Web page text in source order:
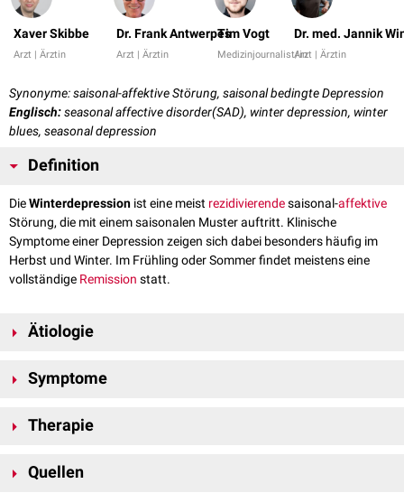
Xaver Skibbe
Arzt | Ärztin
Dr. Frank Antwerpes
Arzt | Ärztin
Tim Vogt
Medizinjournalist/in
Dr. med. Jannik
Arzt | Ärztin
Synonyme: saisonal-affektive Störung, saisonal bedingte Depression
Englisch:seasonal affective disorder(SAD), winter depression, winter
blues, seasonal depression
Definition
DieWinterdepression ist eine meist rezidivierendesaisonal-affektive
Störung, die mit einem saisonalen Muster auftritt. Klinische
Symptome einer Depression zeigen sich dabei besonders häufig im
Herbst und Winter. Im Frühling oder Sommer findet meistens eine
vollständige Remission statt.
Ätiologie
Vermutet wird unter anderem, dass die längeren Dunkelphasen und
Melatonin
produziert, was wiederum
Symptome
Stimmung undAntriebsarmut
Lust auf
Kohlenhydrate
Therapie
regelmäßiger Bestrahlung nach dem Aufwachen empfohlen und eine
Quellen